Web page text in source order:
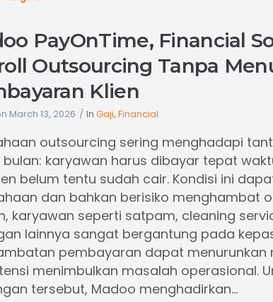
PayOnTime, Financial
Outsourcing Tanpa
Klien
March 13, 2026 In Gaji, Financial
outsourcing sering menghadapi
bulan: karyawan harus dibayar tepat
belum tentu sudah cair. Kondisi ini
dan bahkan berisiko menghambat
karyawan seperti satpam, cleaning
lainnya sangat bergantung pada
pembayaran dapat menurunkan
menimbulkan masalah operasional.
tersebut, Madoo menghadirkan...